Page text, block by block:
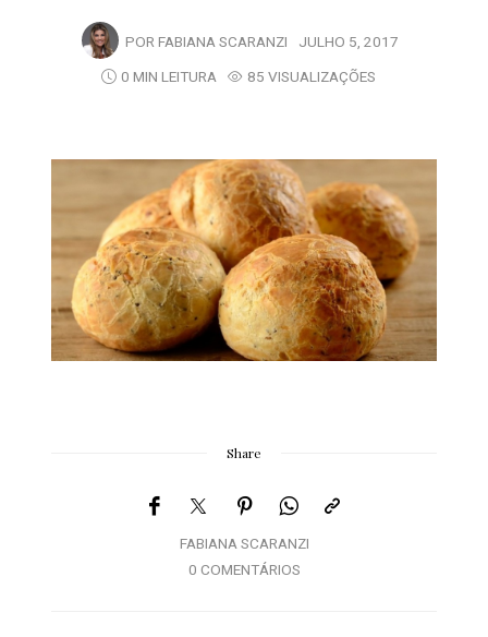
POR FABIANA SCARANZI JULHO 5, 2017
0 MIN LEITURA
85 VISUALIZAÇÕES
Share
FABIANA SCARANZI
0 COMENTÁRIOS